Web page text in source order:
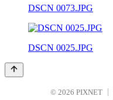
DSCN 0073.JPG
DSCN 0025.JPG
© 2026 PIXNET